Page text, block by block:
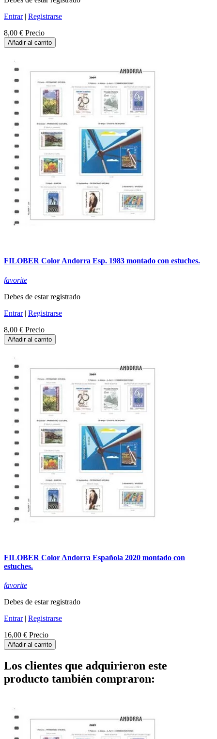
Entrar| Registrarse
8,00 € Precio
Añadir al carrito
FILOBER Color Andorra Esp. 1983 montado con estuches.
favorite
Debes de estar registrado
Entrar| Registrarse
8,00 € Precio
Añadir al carrito
FILOBER Color Andorra Española 2020 montado con
estuches.
favorite
Debes de estar registrado
Entrar| Registrarse
16,00 € Precio
Añadir al carrito
Los clientes que adquirieron este
producto también compraron: